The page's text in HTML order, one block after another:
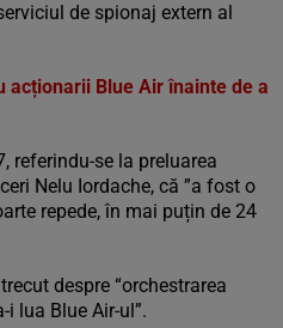
de spionaj extern al
acționarii Blue Air înainte de a
referindu-se la preluarea
Nelu Iordache, că ”a fost o
repede, în mai puțin de 24
despre “orchestrarea
lua Blue Air-ul”.